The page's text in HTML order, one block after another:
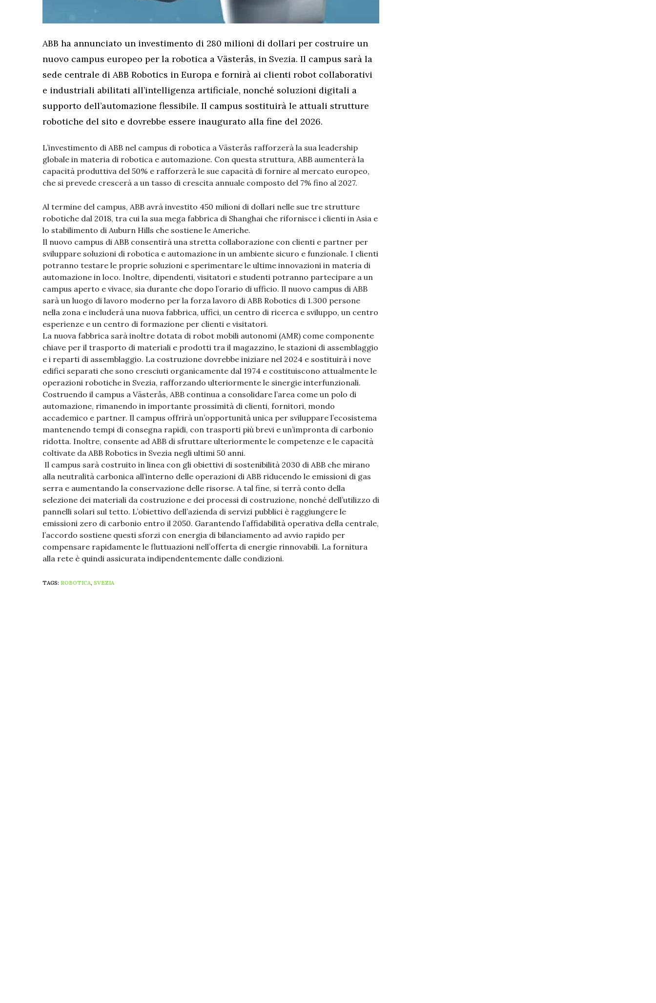
ABB ha annunciato un investimento di 280 milioni di dollari per costruire un
nuovo campus europeo per la robotica a Västerås, in Svezia. Il campus sarà la
sede centrale di ABB Robotics in Europa e fornirà ai clienti robot collaborativi
e industriali abilitati all’intelligenza artificiale, nonché soluzioni digitali a
supporto dell’automazione flessibile. Il campus sostituirà le attuali strutture
robotiche del sito e dovrebbe essere inaugurato alla fine del 2026.
L’investimento di ABB nel campus di robotica a Västerås rafforzerà la sua leadership
globale in materia di robotica e automazione. Con questa struttura, ABB aumenterà la
capacità produttiva del 50% e rafforzerà le sue capacità di fornire al mercato europeo,
che si prevede crescerà a un tasso di crescita annuale composto del 7% fino al 2027.
Al termine del campus, ABB avrà investito 450 milioni di dollari nelle sue tre strutture
robotiche dal 2018, tra cui la sua mega fabbrica di Shanghai che rifornisce i clienti in Asia e
lo stabilimento di Auburn Hills che sostiene le Americhe.
Il nuovo campus di ABB consentirà una stretta collaborazione con clienti e partner per
sviluppare soluzioni di robotica e automazione in un ambiente sicuro e funzionale. I clienti
potranno testare le proprie soluzioni e sperimentare le ultime innovazioni in materia di
automazione in loco. Inoltre, dipendenti, visitatori e studenti potranno partecipare a un
campus aperto e vivace, sia durante che dopo l’orario di ufficio. Il nuovo campus di ABB
sarà un luogo di lavoro moderno per la forza lavoro di ABB Robotics di 1.300 persone
nella zona e includerà una nuova fabbrica, uffici, un centro di ricerca e sviluppo, un centro
esperienze e un centro di formazione per clienti e visitatori.
La nuova fabbrica sarà inoltre dotata di robot mobili autonomi (AMR) come componente
chiave per il trasporto di materiali e prodotti tra il magazzino, le stazioni di assemblaggio
e i reparti di assemblaggio. La costruzione dovrebbe iniziare nel 2024 e sostituirà i nove
edifici separati che sono cresciuti organicamente dal 1974 e costituiscono attualmente le
operazioni robotiche in Svezia, rafforzando ulteriormente le sinergie interfunzionali.
Costruendo il campus a Västerås, ABB continua a consolidare l’area come un polo di
automazione, rimanendo in importante prossimità di clienti, fornitori, mondo
accademico e partner. Il campus offrirà un’opportunità unica per sviluppare l’ecosistema
mantenendo tempi di consegna rapidi, con trasporti più brevi e un’impronta di carbonio
ridotta. Inoltre, consente ad ABB di sfruttare ulteriormente le competenze e le capacità
coltivate da ABB Robotics in Svezia negli ultimi 50 anni.
Il campus sarà costruito in linea con gli obiettivi di sostenibilità 2030 di ABB che mirano
alla neutralità carbonica all’interno delle operazioni di ABB riducendo le emissioni di gas
serra e aumentando la conservazione delle risorse. A tal fine, si terrà conto della
selezione dei materiali da costruzione e dei processi di costruzione, nonché dell’utilizzo di
pannelli solari sul tetto. L’obiettivo dell’azienda di servizi pubblici è raggiungere le
emissioni zero di carbonio entro il 2050. Garantendo l’affidabilità operativa della centrale,
l’accordo sostiene questi sforzi con energia di bilanciamento ad avvio rapido per
compensare rapidamente le fluttuazioni nell’offerta di energie rinnovabili. La fornitura
alla rete è quindi assicurata indipendentemente dalle condizioni.
TAGS: ROBOTICA, SVEZIA